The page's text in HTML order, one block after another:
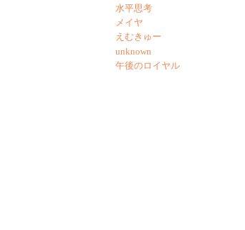
水平思考
メイヤ
えむきゅー
unknown
午後のロイヤル